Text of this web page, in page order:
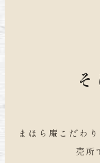
まほら庵こだわ
売所